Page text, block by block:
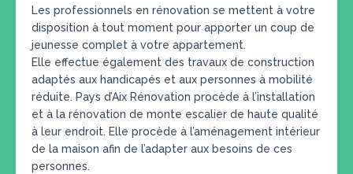
Les professionnels en rénovation se mettent à votre
disposition à tout moment pour apporter un coup de
jeunesse complet à votre appartement.
Elle effectue également des travaux de construction
adaptés aux handicapés et aux personnes à mobilité
réduite. Pays d’Aix Rénovation procède à l’installation
et à la rénovation de monte escalier de haute qualité
à leur endroit. Elle procède à l’aménagement intérieur
de la maison afin de l’adapter aux besoins de ces
personnes.